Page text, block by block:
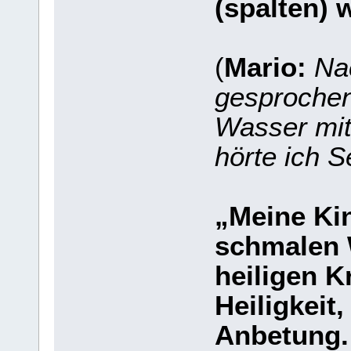
(spalten)
(Mario:
Wasser
hörte ich
„Meine
schmalen
heiligen
Anbetung.